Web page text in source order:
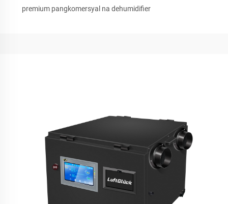
premium pangkomersyal na dehumidifier